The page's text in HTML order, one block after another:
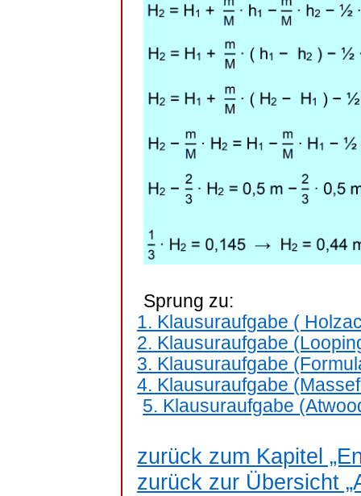
Sprung zu:
1. Klausuraufgabe (
2. Klausuraufgabe
3. Klausuraufgabe
4. Klausuraufgabe
5. Klausuraufgabe
zurück zum Kapitel
zurück zur Übersicht